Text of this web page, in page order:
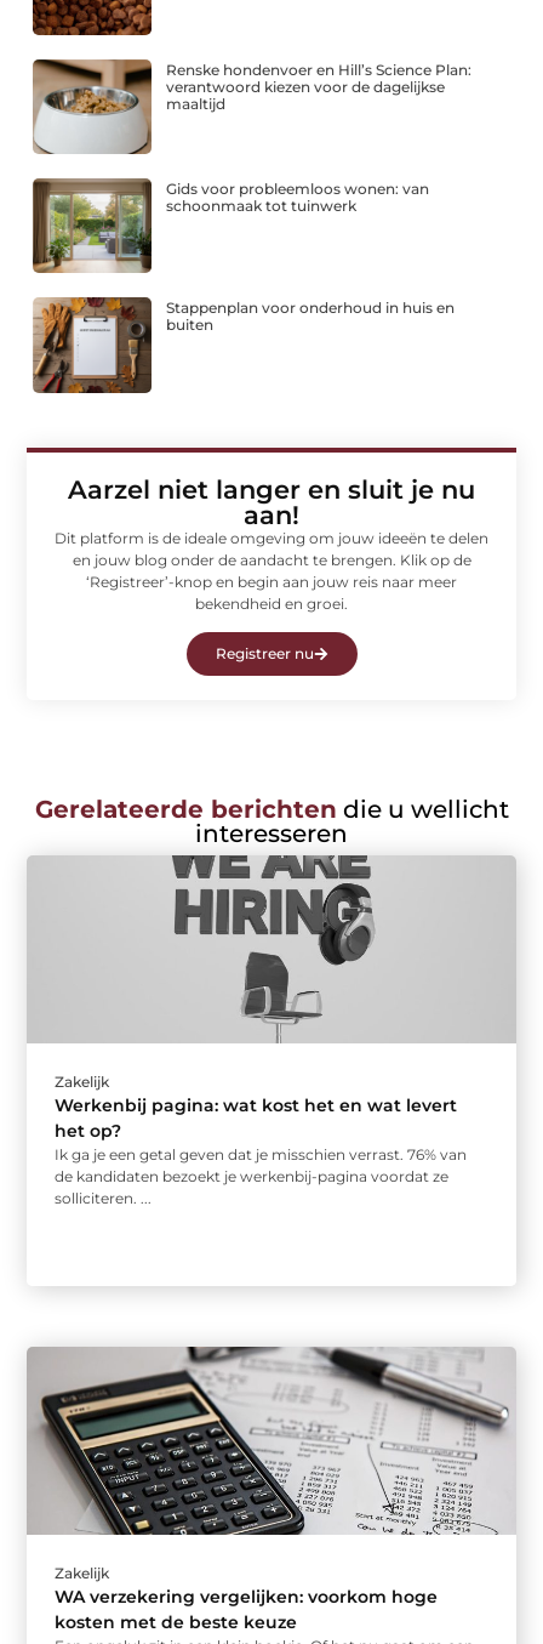
Renske hondenvoer en Hill’s Science Plan:
verantwoord kiezen voor de dagelijkse
maaltijd
Gids voor probleemloos wonen: van
schoonmaak tot tuinwerk
Stappenplan voor onderhoud in huis en
buiten
Aarzel niet langer en sluit je nu
aan!
Dit platform is de ideale omgeving om jouw ideeën te delen
en jouw blog onder de aandacht te brengen. Klik op de
‘Registreer’-knop en begin aan jouw reis naar meer
bekendheid en groei.
Registreer nu
Gerelateerde berichten die u wellicht
interesseren
Zakelijk
Werkenbij pagina: wat kost het en wat levert
het op?
Ik ga je een getal geven dat je misschien verrast. 76% van
de kandidaten bezoekt je werkenbij-pagina voordat ze
solliciteren. ...
Zakelijk
WA verzekering vergelijken: voorkom hoge
kosten met de beste keuze